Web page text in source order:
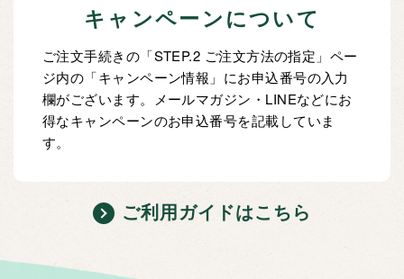
キャンペーンについて
ご注文手続きの「STEP.2 ご注文方法の指定」ペー
ジ内の「キャンペーン情報」にお申込番号の入力
欄がございます。メールマガジン・LINEなどにお
得なキャンペーンのお申込番号を記載していま
す。
ご利用ガイドはこちら